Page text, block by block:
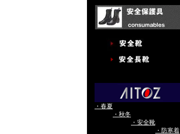
・春夏
・秋冬
・安全靴
・防寒着